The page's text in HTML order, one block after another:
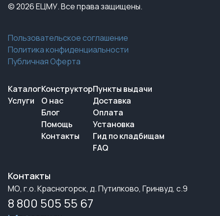
© 2026 ЕЦМУ. Все права защищены.
Пользовательское соглашение
Политика конфиденциальности
Публичная Оферта
Каталог
Услуги
Конструктор
О нас
Блог
Помощь
Контакты
Пункты выдачи
Доставка
Оплата
Установка
Гид по кладбищам
FAQ
Контакты
МО, г.о. Красногорск, д. Путилково, Гринвуд, с.9
8 800 505 55 67